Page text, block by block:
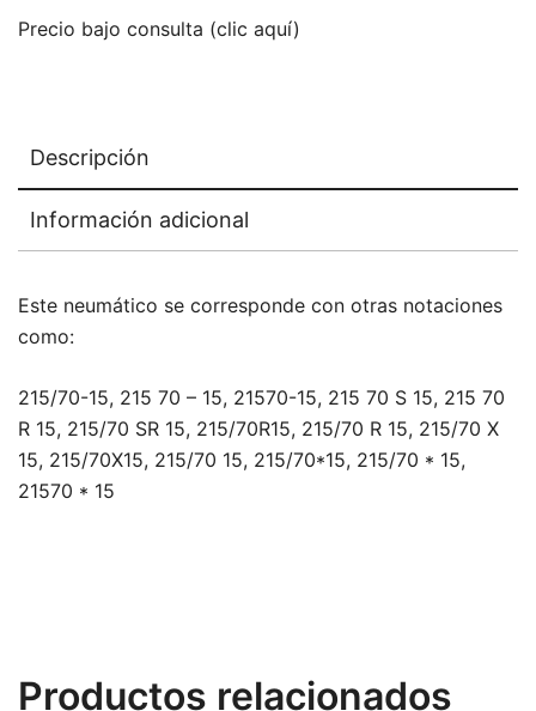
Precio bajo consulta (clic aquí)
Descripción
Información adicional
Este neumático se corresponde con otras notaciones
como:
215/70-15, 215 70 – 15, 21570-15, 215 70 S 15, 215 70
R 15, 215/70 SR 15, 215/70R15, 215/70 R 15, 215/70 X
15, 215/70X15, 215/70 15, 215/70*15, 215/70 * 15,
21570 * 15
Productos relacionados